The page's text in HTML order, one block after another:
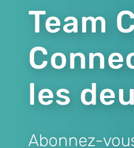
Team
les
Abonnez-